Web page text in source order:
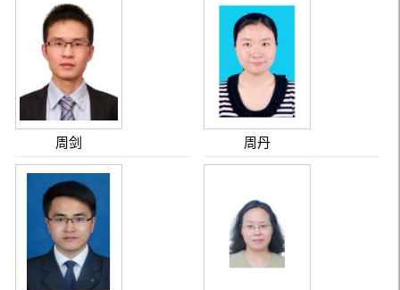
周剑 周丹